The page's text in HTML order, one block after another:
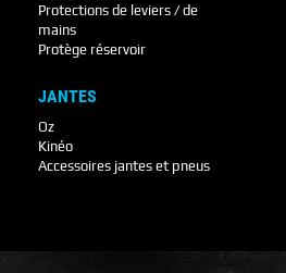
Protections de leviers / de
mains
Protège réservoir
JANTES
Oz
Kinéo
Accessoires jantes et pneus